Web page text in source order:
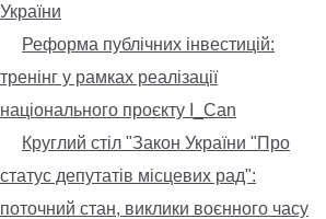
України
Реформа публічних інвестицій:
тренінг у рамках реалізації
національного проєкту I_Can
Круглий стіл "Закон України "Про
статус депутатів місцевих рад":
поточний стан, виклики воєнного часу